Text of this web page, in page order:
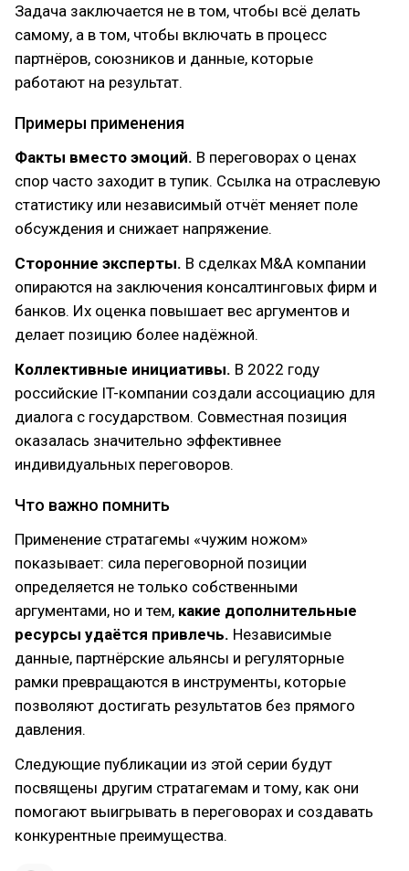
Задача заключается не в том, чтобы всё делать
самому, а в том, чтобы включать в процесс
партнёров, союзников и данные, которые
работают на результат.
Примеры применения
Факты вместо эмоций. В переговорах о ценах
спор часто заходит в тупик. Ссылка на отраслевую
статистику или независимый отчёт меняет поле
обсуждения и снижает напряжение.
Сторонние эксперты. В сделках M&A компании
опираются на заключения консалтинговых фирм и
банков. Их оценка повышает вес аргументов и
делает позицию более надёжной.
Коллективные инициативы. В 2022 году
российские IT-компании создали ассоциацию для
диалога с государством. Совместная позиция
оказалась значительно эффективнее
индивидуальных переговоров.
Что важно помнить
Применение стратагемы «чужим ножом»
показывает: сила переговорной позиции
определяется не только собственными
аргументами, но и тем, какие дополнительные
ресурсы удаётся привлечь. Независимые
данные, партнёрские альянсы и регуляторные
рамки превращаются в инструменты, которые
позволяют достигать результатов без прямого
давления.
Следующие публикации из этой серии будут
посвящены другим стратагемам и тому, как они
помогают выигрывать в переговорах и создавать
конкурентные преимущества.